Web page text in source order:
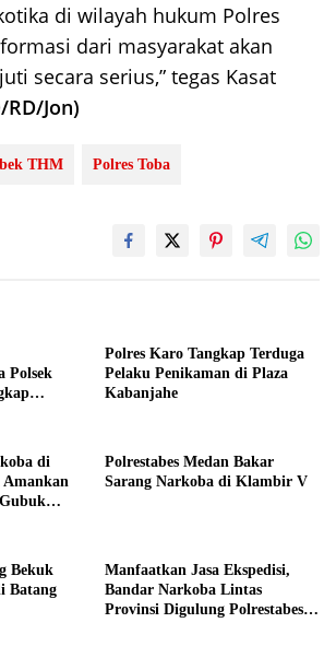
di wilayah hukum Polres
dari masyarakat akan
secara serius,” tegas Kasat
RD/Jon)
THM Polres Toba
Polsek
Polres Karo Tangkap Terduga
Pelaku Penikaman di Plaza
Kabanjahe
di
Amankan
Polrestabes Medan Bakar
Sarang Narkoba di Klambir V
Bekuk
Batang
Manfaatkan Jasa Ekspedisi,
Bandar Narkoba Lintas
Provinsi Digulung Polrestabes